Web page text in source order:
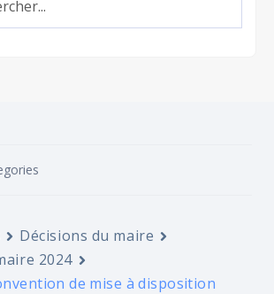
Décisions du maire
2024
de mise à disposition